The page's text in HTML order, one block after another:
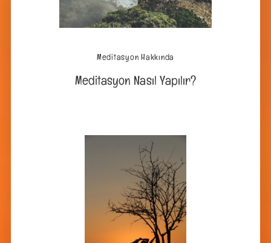
Meditasyon Hakkında
Meditasyon Nasıl Yapılır?